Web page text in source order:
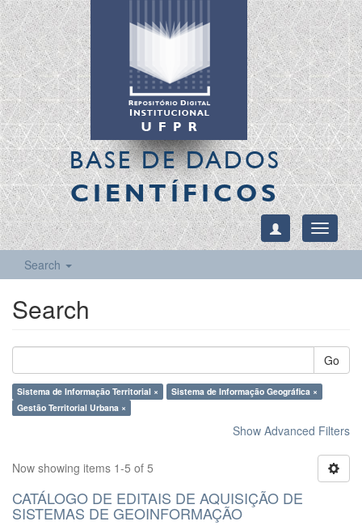
BASE DE DADOS
CIENTÍFICOS
Toggle
Search
Search
Go
Sistema de Informação Territorial ×
Sistema de Informação Geográfica ×
Gestão Territorial Urbana ×
Show Advanced Filters
Now showing items 1-5 of 5
CATÁLOGO DE EDITAIS DE AQUISIÇÃO DE
SISTEMAS DE GEOINFORMAÇÃO